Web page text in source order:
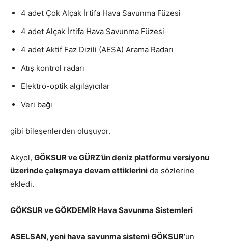
4 adet Çok Alçak İrtifa Hava Savunma Füzesi
4 adet Alçak İrtifa Hava Savunma Füzesi
4 adet Aktif Faz Dizili (AESA) Arama Radarı
Atış kontrol radarı
Elektro-optik algılayıcılar
Veri bağı
gibi bileşenlerden oluşuyor.
Akyol, GÖKSUR ve GÜRZ’ün deniz platformu versiyonu
üzerinde çalışmaya devam ettiklerini de sözlerine
ekledi.
GÖKSUR ve GÖKDEMİR Hava Savunma Sistemleri
ASELSAN, yeni hava savunma sistemi GÖKSUR‘un